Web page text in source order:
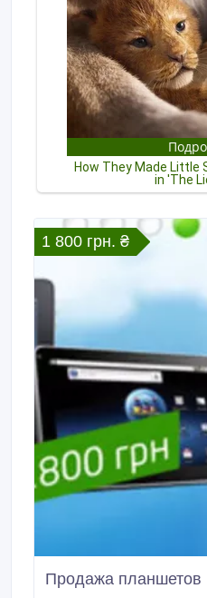
1 800 грн. ₴
Продажа планшетов